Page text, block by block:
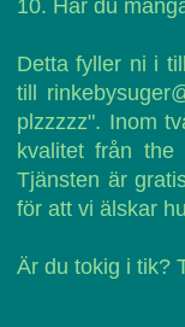
10. Har du
Detta fyller ni i
till
plzzzzz". Inom
kvalitet från the
Tjänsten är
för att vi älskar
Är du tokig i tik?